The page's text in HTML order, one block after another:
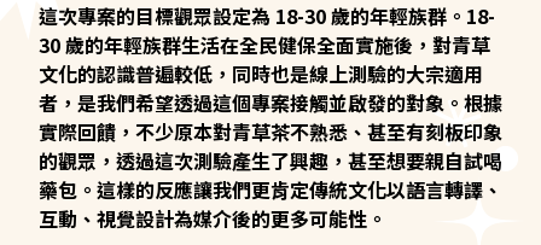
這次專案的目標觀眾設定為 18-30 歲的年輕族群。18-
30 歲的年輕族群生活在全民健保全面實施後，對青草
文化的認識普遍較低，同時也是線上測驗的大宗適用
者，是我們希望透過這個專案接觸並啟發的對象。根據
實際回饋，不少原本對青草茶不熟悉、甚至有刻板印象
的觀眾，透過這次測驗產生了興趣，甚至想要親自試喝
藥包。這樣的反應讓我們更肯定傳統文化以語言轉譯、
互動、視覺設計為媒介後的更多可能性。